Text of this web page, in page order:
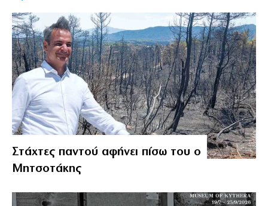
Στάχτες παντού αφήνει πίσω του ο
Μητσοτάκης